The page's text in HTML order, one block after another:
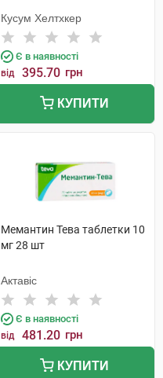
Кусум Хелтхкер
Є в наявності
від 395.70 грн
КУПИТИ
Мемантин Тева таблетки 10
мг 28 шт
Актавіс
Є в наявності
від 481.20 грн
КУПИТИ